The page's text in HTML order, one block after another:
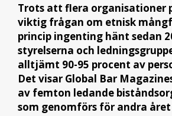
Trots att flera organisationer
viktig frågan om etnisk
princip ingenting hänt sedan
styrelserna och
alltjämt 90-95 procent av
Det visar Global Bar
av femton ledande
som genomförs för andra